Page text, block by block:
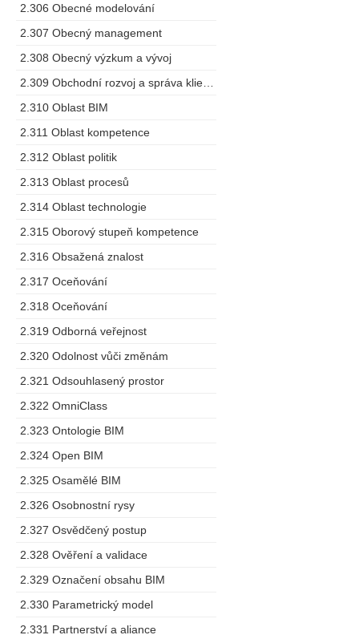
2.306 Obecné modelování
2.307 Obecný management
2.308 Obecný výzkum a vývoj
2.310 Oblast BIM
2.311 Oblast kompetence
2.312 Oblast politik
2.313 Oblast procesů
2.314 Oblast technologie
2.315 Oborový stupeň kompetence
2.316 Obsažená znalost
2.317 Oceňování
2.318 Oceňování
2.319 Odborná veřejnost
2.320 Odolnost vůči změnám
2.321 Odsouhlasený prostor
2.322 OmniClass
2.323 Ontologie BIM
2.324 Open BIM
2.325 Osamělé BIM
2.326 Osobnostní rysy
2.327 Osvědčený postup
2.328 Ověření a validace
2.329 Označení obsahu BIM
2.330 Parametrický model
2.331 Partnerství a aliance